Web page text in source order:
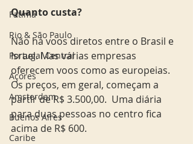
Fatima
Rio & São Paulo
Portugal Central
Açores
Amsterdam
Buenos Aires
Caribe
Quanto custa?
Não há voos diretos entre o Brasil e
Israel. Mas várias empresas
oferecem voos como as europeias.
Os preços, em geral, começam a
partir de R$ 3.500,00.  Uma diária
para duas pessoas no centro fica
acima de R$ 600.